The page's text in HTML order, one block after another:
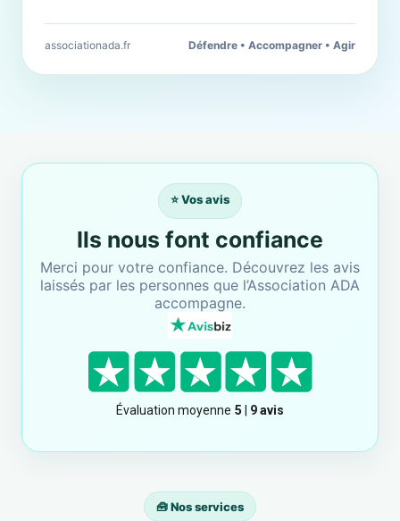
associationada.fr Défendre • Accompagner • Agir
⭐ Vos avis
Ils nous font confiance
Merci pour votre confiance. Découvrez les avis
laissés par les personnes que l’Association ADA
accompagne.
🧰 Nos services